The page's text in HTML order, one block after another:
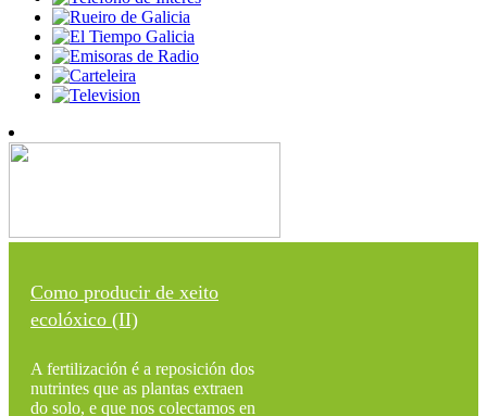
Como producir de xeito
ecolóxico (II)
A fertilización é a reposición dos
nutrintes que as plantas extraen
do solo, e que nos colectamos en